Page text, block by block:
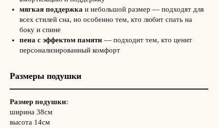
мягкая поддержка и неболь­шой размер — подходят для
всех стилей сна, но особен­но тем, кто любит спать на
боку и спине
пена с эффектом памяти — подходит тем, кто ценит
персонализиро­ванный комфорт
Размеры подушки
Размер подушки:
ширина 38см
высота 14см